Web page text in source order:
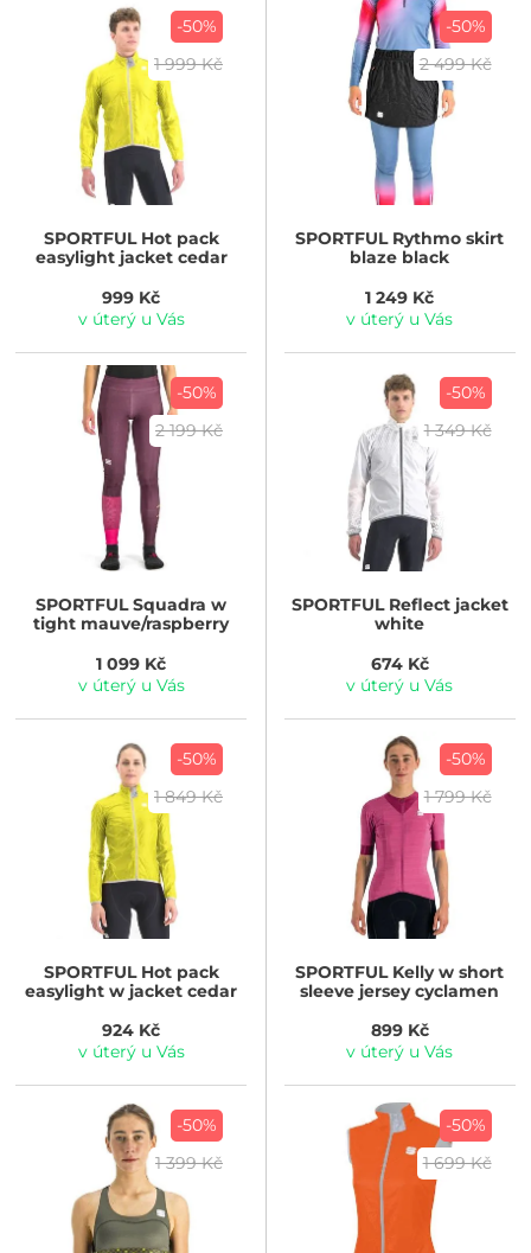
-50%
1 999 Kč
SPORTFULHot pack
easylight jacket cedar
999 Kč
v úterý u Vás
-50%
2 499 Kč
SPORTFULRythmo skirt
blaze black
1 249 Kč
v úterý u Vás
-50%
2 199 Kč
SPORTFULSquadra w
tight mauve/raspberry
1 099 Kč
v úterý u Vás
-50%
1 349 Kč
SPORTFULReflect jacket
white
674 Kč
v úterý u Vás
-50%
1 849 Kč
SPORTFULHot pack
easylight w jacket cedar
924 Kč
v úterý u Vás
-50%
1 799 Kč
SPORTFULKelly w short
sleeve jersey cyclamen
899 Kč
v úterý u Vás
-50%
1 399 Kč
-50%
1 699 Kč